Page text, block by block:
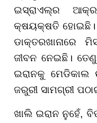
ଇସ୍ରାଏଲ୍‌ର
କ୍ଷୟକ୍ଷତି ହୋଇଛି।
ଡାକ୍ତରଖାନାରେ
ଜୀବନ ନେଇଛି।
ଇରାନକୁ
ଜରୁରୀ ସାମଗ୍ରୀ
ଖାଲି ଇରାନ ନୁହେଁ,